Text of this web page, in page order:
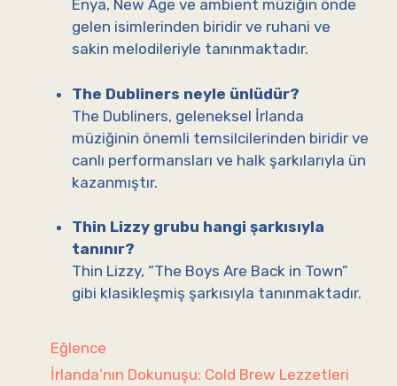
Enya, New Age ve ambient müziğin önde
gelen isimlerinden biridir ve ruhani ve
sakin melodileriyle tanınmaktadır.
The Dubliners neyle ünlüdür?
The Dubliners, geleneksel İrlanda
müziğinin önemli temsilcilerinden biridir ve
canlı performansları ve halk şarkılarıyla ün
kazanmıştır.
Thin Lizzy grubu hangi şarkısıyla
tanınır?
Thin Lizzy, “The Boys Are Back in Town”
gibi klasikleşmiş şarkısıyla tanınmaktadır.
Kategoriler
Eğlence
İrlanda’nın Dokunuşu: Cold Brew Lezzetleri